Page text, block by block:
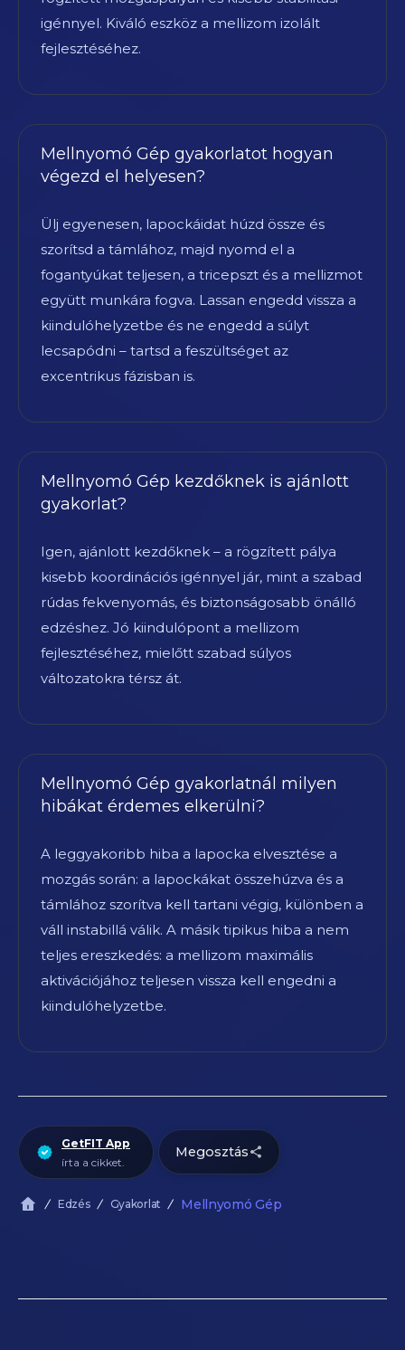
igénnyel. Kiváló eszköz a mellizom izolált
fejlesztéséhez.
Mellnyomó Gép gyakorlatot hogyan
végezd el helyesen?
Ülj egyenesen, lapockáidat húzd össze és
szorítsd a támlához, majd nyomd el a
fogantyúkat teljesen, a tricepszt és a mellizmot
együtt munkára fogva. Lassan engedd vissza a
kiindulóhelyzetbe és ne engedd a súlyt
lecsapódni – tartsd a feszültséget az
excentrikus fázisban is.
Mellnyomó Gép kezdőknek is ajánlott
gyakorlat?
Igen, ajánlott kezdőknek – a rögzített pálya
kisebb koordinációs igénnyel jár, mint a szabad
rúdas fekvenyomás, és biztonságosabb önálló
edzéshez. Jó kiindulópont a mellizom
fejlesztéséhez, mielőtt szabad súlyos
változatokra térsz át.
Mellnyomó Gép gyakorlatnál milyen
hibákat érdemes elkerülni?
A leggyakoribb hiba a lapocka elvesztése a
mozgás során: a lapockákat összehúzva és a
támlához szorítva kell tartani végig, különben a
váll instabillá válik. A másik tipikus hiba a nem
teljes ereszkedés: a mellizom maximális
aktivációjához teljesen vissza kell engedni a
kiindulóhelyzetbe.
GetFIT App
írta a cikket.
Megosztás
Edzés Gyakorlat Mellnyomó Gép